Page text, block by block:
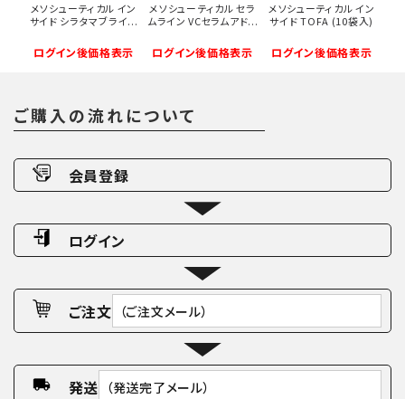
メソシューティカル イン
サイド シラタマブライ...
ログイン後価格表示
メソシューティカル セラ
ムライン VCセラムアド...
ログイン後価格表示
メソシューティカル イン
サイド TOFA (10袋入)
ログイン後価格表示
ご購入の流れについて
会員登録
ログイン
ご注文 （ご注文メール）
発送 （発送完了メール）